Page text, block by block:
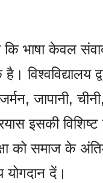
भाषा केवल
विश्वविद्यालय
जापानी,
इसकी
को समाज के
योगदान दें।